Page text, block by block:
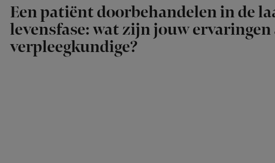
Een patiënt doorbehandelen in de
levensfase: wat zijn jouw ervaringen
verpleegkundige?